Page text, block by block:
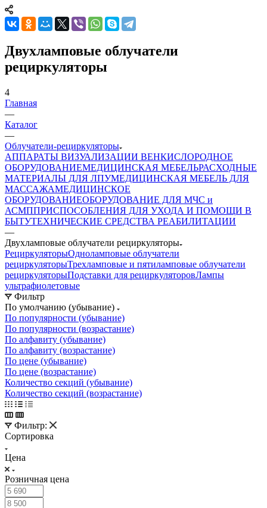
Двухламповые облучатели
рециркуляторы
4
Главная
—
Каталог
—
Облучатели-рециркуляторы
АППАРАТЫ ВИЗУАЛИЗАЦИИ ВЕНКИСЛОРОДНОЕ
ОБОРУДОВАНИЕМЕДИЦИНСКАЯ МЕБЕЛЬРАСХОДНЫЕ
МАТЕРИАЛЫ ДЛЯ ЛПУМЕДИЦИНСКАЯ МЕБЕЛЬ ДЛЯ
МАССАЖАМЕДИЦИНСКОЕ
ОБОРУДОВАНИЕОБОРУДОВАНИЕ ДЛЯ МЧС и
АСМППРИСПОСОБЛЕНИЯ ДЛЯ УХОДА И ПОМОЩИ В
БЫТУТЕХНИЧЕСКИЕ СРЕДСТВА РЕАБИЛИТАЦИИ
—
Двухламповые облучатели рециркуляторы
РециркуляторыОдноламповые облучатели
рециркуляторыТрехламповые и пятиламповые облучатели
рециркуляторыПодставки для рециркуляторовЛампы
ультрафиолетовые
Фильтр
По умолчанию (убывание)
По популярности (убывание)
По популярности (возрастание)
По алфавиту (убывание)
По алфавиту (возрастание)
По цене (убывание)
По цене (возрастание)
Количество секций (убывание)
Количество секций (возрастание)
Фильтр:
Сортировка
Цена
Розничная цена